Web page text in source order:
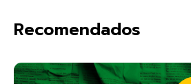
Recomendados